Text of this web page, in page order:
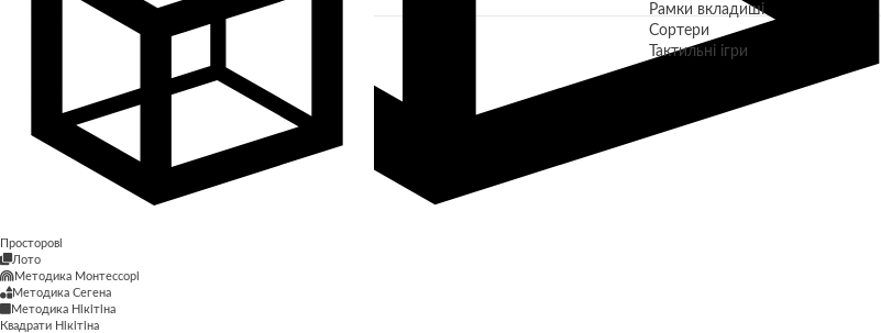
Рамки вкладиші
Сортери
Тактильні ігри
Лото
Методика Монтессорі
Методика Сегена
КАТАЛОГ
Безкоштовні завдання для дітей
Інші
Методика Монтессорі
Просторові
Лото
Методика Монтессорі
Методика Сегена
Методика Нікітіна
Квадрати Нікітіна